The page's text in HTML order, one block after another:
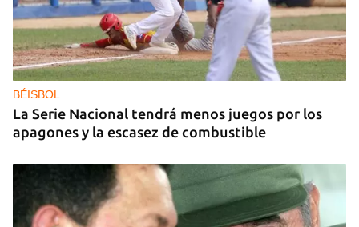
BÉISBOL
La Serie Nacional tendrá menos juegos por los
apagones y la escasez de combustible